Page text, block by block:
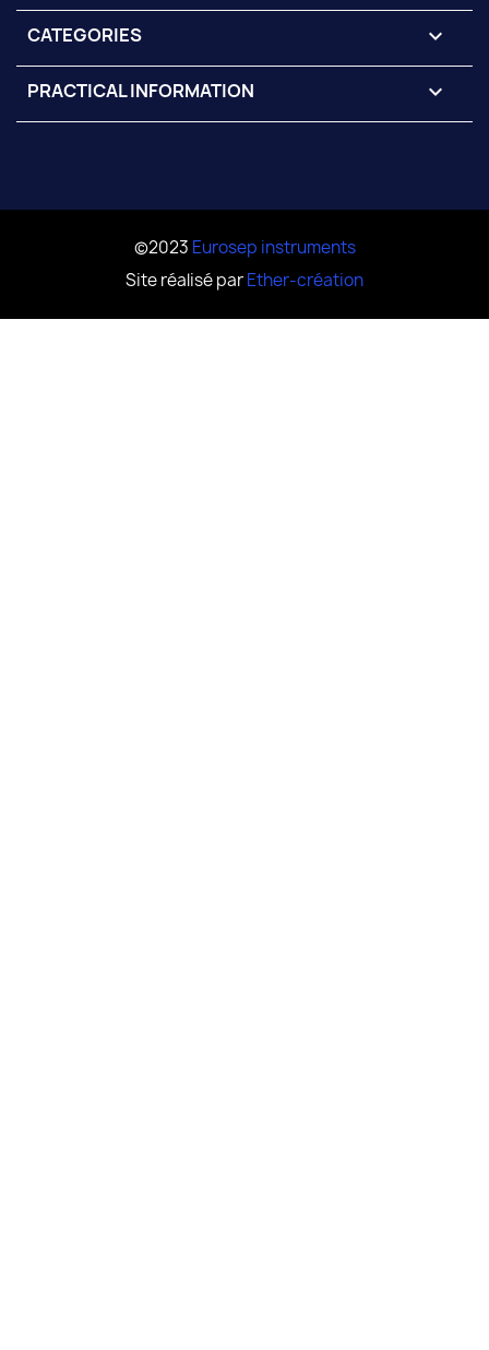
CATEGORIES 
PRACTICAL INFORMATION 
©2023 Eurosep instruments
Site réalisé parEther-création